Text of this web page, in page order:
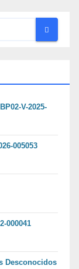
V-2025-
005053
000041
Desconocidos